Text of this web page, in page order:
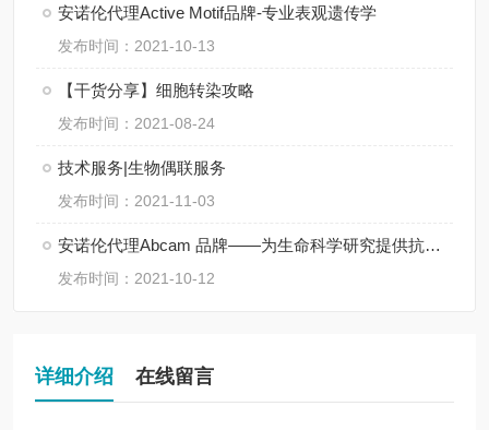
安诺伦代理Active Motif品牌-专业表观遗传学
发布时间：2021-10-13
【干货分享】细胞转染攻略
发布时间：2021-08-24
技术服务|生物偶联服务
发布时间：2021-11-03
安诺伦代理Abcam 品牌——为生命科学研究提供抗体、试剂、蛋白等
发布时间：2021-10-12
详细介绍 在线留言